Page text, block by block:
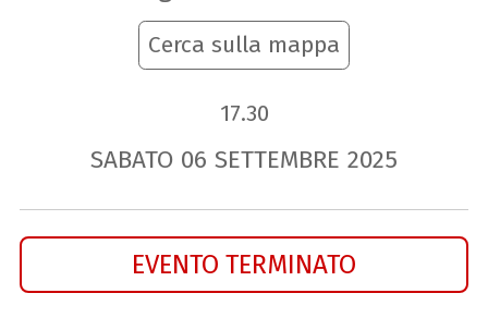
Cerca sulla mappa
17.30
SABATO 06 SETTEMBRE 2025
EVENTO TERMINATO